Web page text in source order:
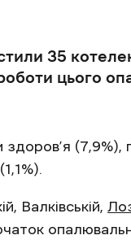
35
цього
(7,9%),
Валківській,